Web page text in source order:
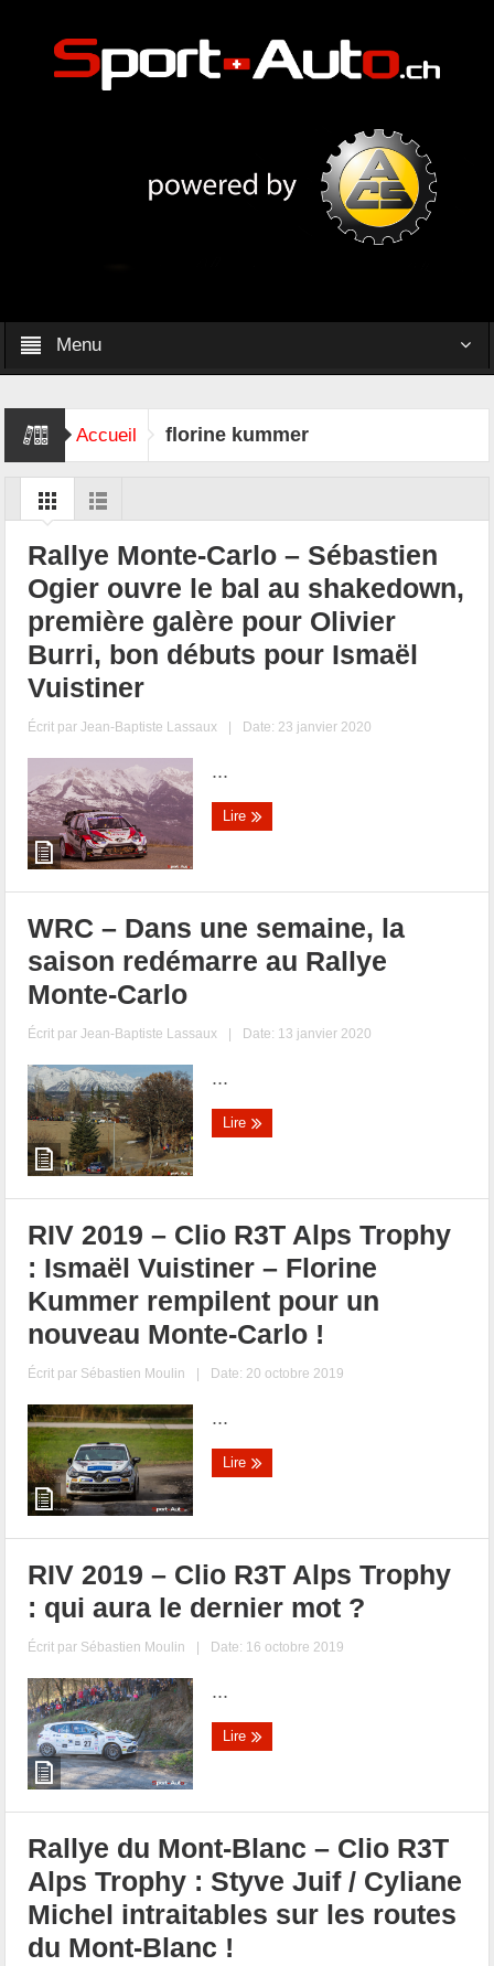
Menu
Accueil florine kummer
Rallye Monte-Carlo – Sébastien
Ogier ouvre le bal au shakedown,
première galère pour Olivier
Burri, bon débuts pour Ismaël
Vuistiner
Écrit parJean-Baptiste Lassaux | Date: 23 janvier 2020
...
Lire
WRC – Dans une semaine, la
saison redémarre au Rallye
Monte-Carlo
Écrit parJean-Baptiste Lassaux | Date: 13 janvier 2020
...
Lire
RIV 2019 – Clio R3T Alps Trophy
: Ismaël Vuistiner – Florine
Kummer rempilent pour un
nouveau Monte-Carlo !
Écrit par Sébastien Moulin | Date: 20 octobre 2019
...
Lire
RIV 2019 – Clio R3T Alps Trophy
: qui aura le dernier mot ?
Écrit par Sébastien Moulin | Date: 16 octobre 2019
...
Lire
Rallye du Mont-Blanc – Clio R3T
Alps Trophy : Styve Juif / Cyliane
Michel intraitables sur les routes
du Mont-Blanc !